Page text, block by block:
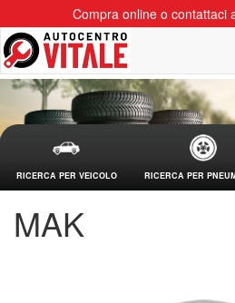
Compra online o contattaci
RICERCA PER VEICOLO RICERCA PER
MAK